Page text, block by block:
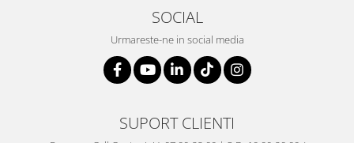
SOCIAL
Urmareste-ne in social media
SUPORT CLIENTI